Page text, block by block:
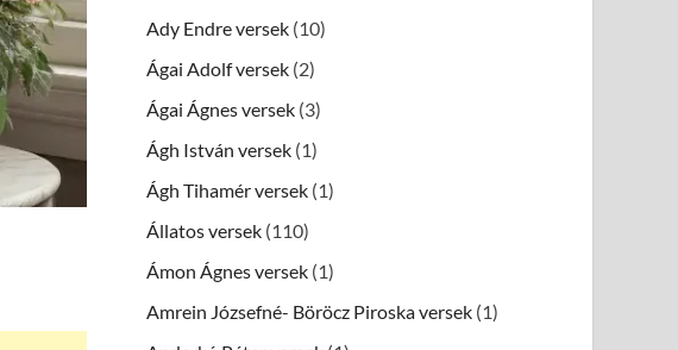
Ady Endre versek (10)
Ágai Adolf versek (2)
Ágai Ágnes versek (3)
Ágh István versek (1)
Ágh Tihamér versek (1)
Állatos versek (110)
Ámon Ágnes versek (1)
Amrein Józsefné- Böröcz Piroska versek (1)